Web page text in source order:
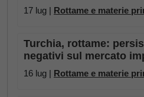
17 lug | Rottame e materie
Turchia, rottame:
negativi sul mercato
16 lug | Rottame e materie